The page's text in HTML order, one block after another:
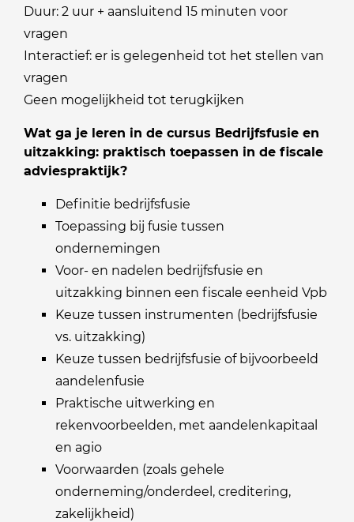
Duur: 2 uur + aansluitend 15 minuten voor
vragen
Interactief: er is gelegenheid tot het stellen van
vragen
Geen mogelijkheid tot terugkijken
Wat ga je leren in de cursus Bedrijfsfusie en
uitzakking: praktisch toepassen in de fiscale
adviespraktijk?
Definitie bedrijfsfusie
Toepassing bij fusie tussen
ondernemingen
Voor- en nadelen bedrijfsfusie en
uitzakking binnen een fiscale eenheid Vpb
Keuze tussen instrumenten (bedrijfsfusie
vs. uitzakking)
Keuze tussen bedrijfsfusie of bijvoorbeeld
aandelenfusie
Praktische uitwerking en
rekenvoorbeelden, met aandelenkapitaal
en agio
Voorwaarden (zoals gehele
onderneming/onderdeel, creditering,
zakelijkheid)